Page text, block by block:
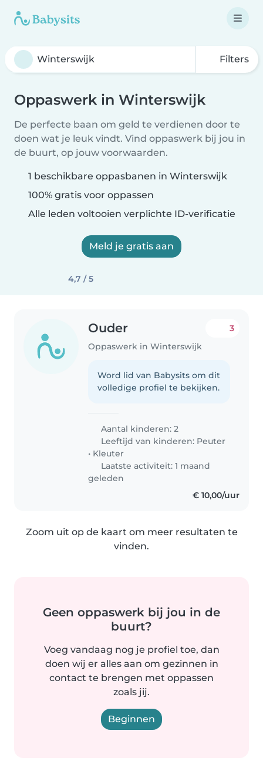
Filters
Oppaswerk in Winterswijk
De perfecte baan om geld te verdienen door te
doen wat je leuk vindt. Vind oppaswerk bij jou in
de buurt, op jouw voorwaarden.
1 beschikbare oppasbanen in Winterswijk
100% gratis voor oppassen
Alle leden voltooien verplichte ID-verificatie
Meld je gratis aan
4,7 / 5
Ouder
Oppaswerk in Winterswijk
3
Word lid van Babysits om dit
volledige profiel te bekijken.
Aantal kinderen: 2
Leeftijd van kinderen: Peuter
• Kleuter
Laatste activiteit: 1 maand
geleden
€ 10,00/uur
Zoom uit op de kaart om meer resultaten te
vinden.
Geen oppaswerk bij jou in de
buurt?
Voeg vandaag nog je profiel toe, dan
doen wij er alles aan om gezinnen in
contact te brengen met oppassen
zoals jij.
Beginnen